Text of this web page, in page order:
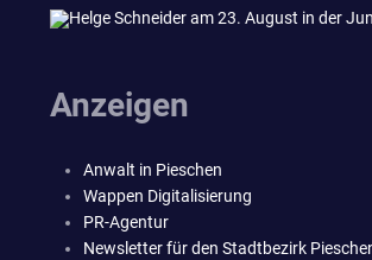
Anzeigen
Anwalt in Pieschen
Wappen Digitalisierung
PR-Agentur
Newsletter für den Stadtbezirk